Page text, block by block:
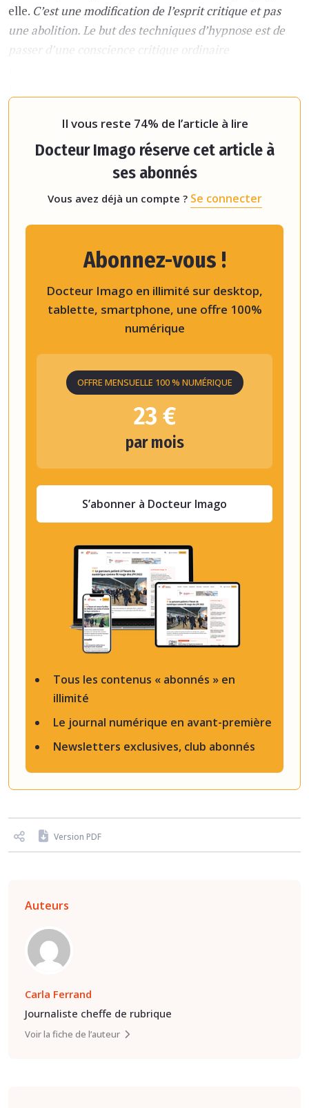
elle. C’est une modification de l’esprit critique et pas
une abolition. Le but des techniques d’hypnose est de
passer d’une conscience critique ordinaire
Il vous reste 74% de l’article à lire
Docteur Imago réserve cet article à
ses abonnés
Vous avez déjà un compte ? Se connecter
Tous les contenus « abonnés » en
illimité
Le journal numérique en avant-première
Newsletters exclusives, club abonnés
Abonnez-vous !
Docteur Imago en illimité sur desktop,
tablette, smartphone, une offre 100%
numérique
OFFRE MENSUELLE 100 % NUMÉRIQUE
23 €
par mois
S’abonner à Docteur Imago
Version PDF
Auteurs
Carla Ferrand
Journaliste cheffe de rubrique
Voir la fiche de l’auteur